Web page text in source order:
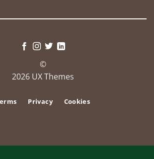
©
2026 UX Themes
Privacy Cookies